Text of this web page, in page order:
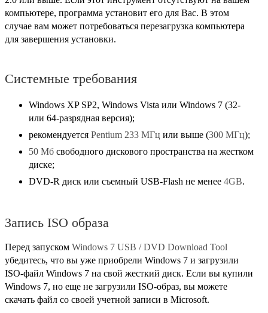
компьютере, программа установит его для Вас. В этом
случае вам может потребоваться перезагрузка компьютера
для завершения установки.
Системные требования
Windows XP SP2, Windows Vista или Windows 7 (32-
или 64-разрядная версия);
рекомендуется Pentium 233 МГц или выше (300 МГц);
50 Мб свободного дискового пространства на жестком
диске;
DVD-R диск или съемный USB-Flash не менее 4GB.
Запись ISO образа
Перед запуском Windows 7 USB / DVD Download Tool
убедитесь, что вы уже приобрели Windows 7 и загрузили
ISO-файл Windows 7 на свой жесткий диск. Если вы купили
Windows 7, но еще не загрузили ISO-образ, вы можете
скачать файл со своей учетной записи в Microsoft.